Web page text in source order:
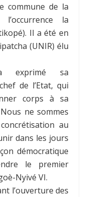
commune de la
l’occurrence la
Il a été en
(UNIR) élu
exprimé sa
de l’Etat, qui
corps à sa
ne sommes
au
dans les jours
démocratique
le premier
Nyivé VI.
l’ouverture des